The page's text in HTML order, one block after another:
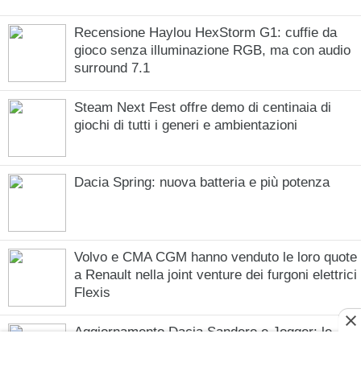
Recensione Haylou HexStorm G1: cuffie da
gioco senza illuminazione RGB, ma con audio
surround 7.1
Steam Next Fest offre demo di centinaia di
giochi di tutti i generi e ambientazioni
Dacia Spring: nuova batteria e più potenza
Volvo e CMA CGM hanno venduto le loro quote
a Renault nella joint venture dei furgoni elettrici
Flexis
Aggiornamento Dacia Sandero e Jogger: le